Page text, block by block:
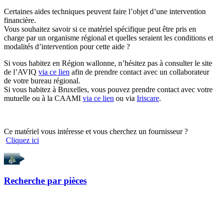
Certaines aides techniques peuvent faire l’objet d’une intervention
financière.
Vous souhaitez savoir si ce matériel spécifique peut être pris en
charge par un organisme régional et quelles seraient les conditions et
modalités d’intervention pour cette aide ?
Si vous habitez en Région wallonne, n’hésitez pas à consulter le site
de l’AVIQ via ce lien afin de prendre contact avec un collaborateur
de votre bureau régional.
Si vous habitez à Bruxelles, vous pouvez prendre contact avec votre
mutuelle ou à la CAAMI via ce lien ou via Iriscare.
Ce matériel vous intéresse et vous cherchez un fournisseur ?
Cliquez ici
Recherche par pièces